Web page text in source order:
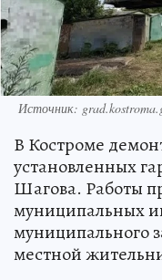
Источник:
В Костроме
установленных
Шагова. Работы
муниципальных
муниципального
местной